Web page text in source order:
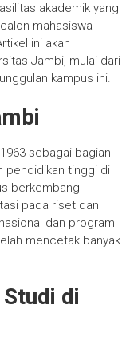
akademik yang
mahasiswa
ini akan
Jambi, mulai dari
kampus ini.
sebagai bagian
pendidikan tinggi di
berkembang
pada riset dan
dan program
mencetak banyak
di